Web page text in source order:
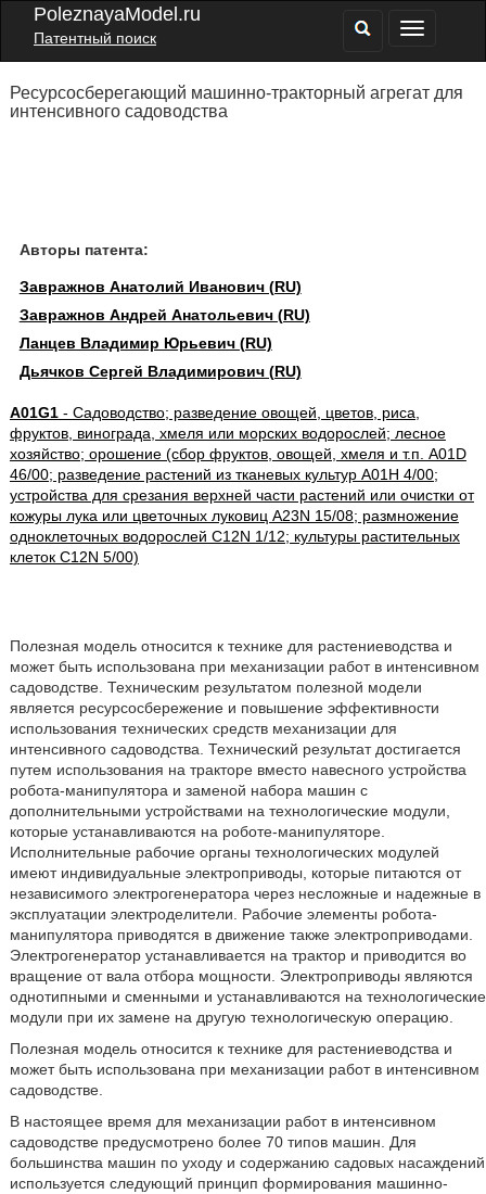
PoleznayaModel.ru
Патентный поиск
Ресурсосберегающий машинно-тракторный агрегат для
интенсивного садоводства
Авторы патента:
Завражнов Анатолий Иванович (RU)
Завражнов Андрей Анатольевич (RU)
Ланцев Владимир Юрьевич (RU)
Дьячков Сергей Владимирович (RU)
A01G1- Садоводство; разведение овощей, цветов, риса,
фруктов, винограда, хмеля или морских водорослей; лесное
хозяйство; орошение (сбор фруктов, овощей, хмеля и т.п. A01D
46/00; разведение растений из тканевых культур A01H 4/00;
устройства для срезания верхней части растений или очистки от
кожуры лука или цветочных луковиц A23N 15/08; размножение
одноклеточных водорослей C12N 1/12; культуры растительных
клеток C12N 5/00)
Полезная модель относится к технике для растениеводства и
может быть использована при механизации работ в интенсивном
садоводстве. Техническим результатом полезной модели
является ресурсосбережение и повышение эффективности
использования технических средств механизации для
интенсивного садоводства. Технический результат достигается
путем использования на тракторе вместо навесного устройства
робота-манипулятора и заменой набора машин с
дополнительными устройствами на технологические модули,
которые устанавливаются на роботе-манипуляторе.
Исполнительные рабочие органы технологических модулей
имеют индивидуальные электроприводы, которые питаются от
независимого электрогенератора через несложные и надежные в
эксплуатации электроделители. Рабочие элементы робота-
манипулятора приводятся в движение также электроприводами.
Электрогенератор устанавливается на трактор и приводится во
вращение от вала отбора мощности. Электроприводы являются
однотипными и сменными и устанавливаются на технологические
модули при их замене на другую технологическую операцию.
Полезная модель относится к технике для растениеводства и
может быть использована при механизации работ в интенсивном
садоводстве.
В настоящее время для механизации работ в интенсивном
садоводстве предусмотрено более 70 типов машин. Для
большинства машин по уходу и содержанию садовых насаждений
используется следующий принцип формирования машинно-